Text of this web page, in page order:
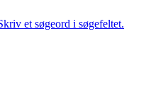
et søgeord i søgefeltet.